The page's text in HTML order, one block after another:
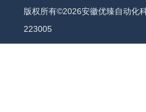
版权所有©2026安徽优臻自动
223005